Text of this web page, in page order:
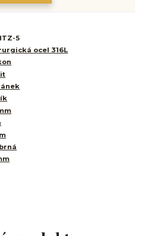
5
ocel 316L